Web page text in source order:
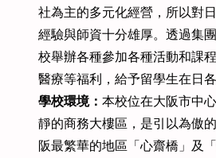
社為主的多元化經營，所以對
經驗與師資十分雄厚。透過集
校舉辦各種參加各種活動和課
醫療等福利，給予留學生在日各
學校環境： 本校位在大阪市中
靜的商務大樓區，是引以為傲
阪最繁華的地區「心齋橋」及「